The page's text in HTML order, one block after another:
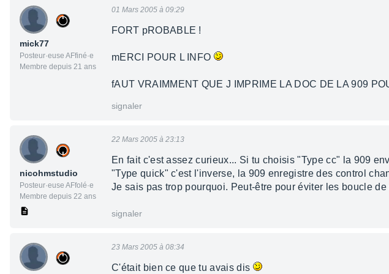
mick77
Posteur·euse AFfiné·e
Membre depuis 21 ans
01 Mars 2005 à 09:29
FORT pROBABLE !
mERCI POUR L INFO
fAUT VRAIMMENT QUE J IMPRIME LA DOC DE LA 909
signaler
nicohmstudio
Posteur·euse AFfolé·e
Membre depuis 22 ans
22 Mars 2005 à 23:13
En fait c'est assez curieux... Si tu choisis "Type cc" la 909
"Type quick" c'est l'inverse, la 909 enregistre des control
Je sais pas trop pourquoi. Peut-être pour éviter les boucle de
signaler
23 Mars 2005 à 08:34
C'était bien ce que tu avais dis